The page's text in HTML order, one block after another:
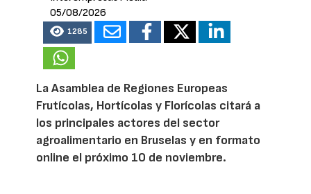
05/08/2026
1285
La Asamblea de Regiones Europeas
Frutícolas, Hortícolas y Florícolas citará a
los principales actores del sector
agroalimentario en Bruselas y en formato
online el próximo 10 de noviembre.